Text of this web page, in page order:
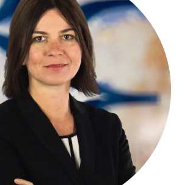
mit, insbesondere in der
und im
In verschiedenen
als Portfoliomanagerin,
Prokuristin und Senior-
betreute sie
vermögende Privatkunden in
Luxemburg – sowohl bei einer
deutschen Großbank als
einer führenden Landesbank.